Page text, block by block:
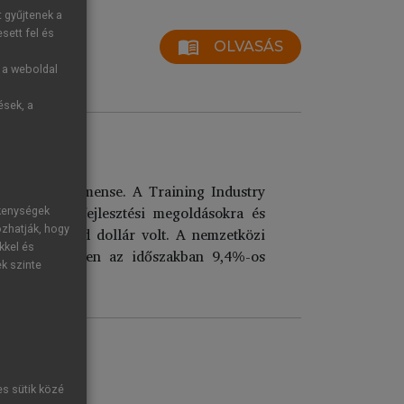
menu_book OLVASÁS
szegmense. A Training Industry
vezetőfejlesztési megoldásokra és
milliárd dollár volt. A nemzetközi
ugyanebben az időszakban 9,4%-os
a
fel és
weboldal
a
hogy
és
szinte
sütik közé